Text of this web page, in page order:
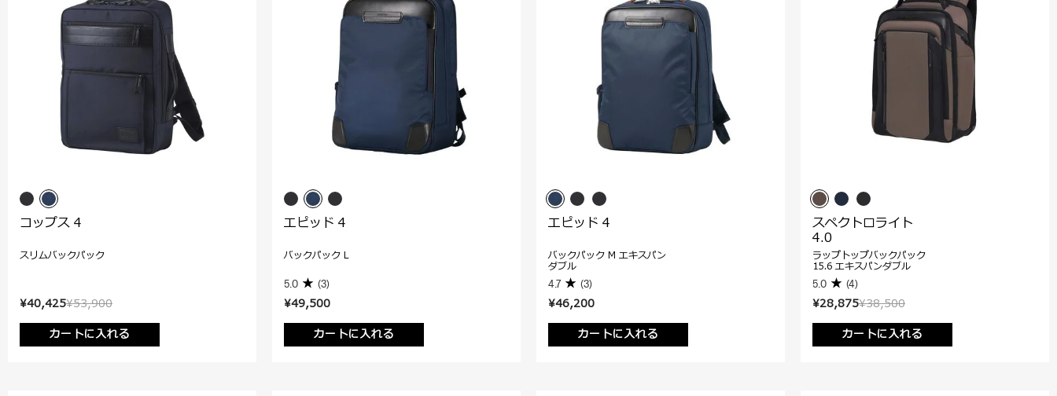
¥53,900
¥40,425
カートに入れる
コップス 4
スリムバックパック
¥49,500
カートに入れる
エピッド 4
バックパック L
5.0 (3)
¥46,200
カートに入れる
エピッド 4
バックパック M エキスパン
ダブル
4.7 (3)
¥38,500
¥28,875
カートに入れる
スペクトロライト
4.0
ラップトップバックパック
15.6 エキスパンダブル
5.0 (4)